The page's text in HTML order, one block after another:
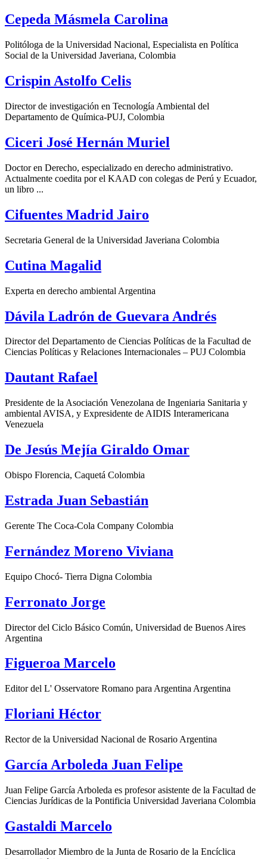
Cepeda Másmela Carolina
Politóloga de la Universidad Nacional, Especialista en Política
Social de la Universidad Javeriana, Colombia
Crispin Astolfo Celis
Director de investigación en Tecnología Ambiental del
Departamento de Química-PUJ, Colombia
Ciceri José Hernán Muriel
Doctor en Derecho, especializado en derecho administrativo.
Actualmente coedita por el KAAD con colegas de Perú y Ecuador,
un libro ...
Cifuentes Madrid Jairo
Secretaria General de la Universidad Javeriana Colombia
Cutina Magalid
Experta en derecho ambiental Argentina
Dávila Ladrón de Guevara Andrés
Director del Departamento de Ciencias Políticas de la Facultad de
Ciencias Políticas y Relaciones Internacionales – PUJ Colombia
Dautant Rafael
Presidente de la Asociación Venezolana de Ingeniaria Sanitaria y
ambiental AVISA, y Expresidente de AIDIS Interamericana
Venezuela
De Jesús Mejía Giraldo Omar
Obispo Florencia, Caquetá Colombia
Estrada Juan Sebastián
Gerente The Coca-Cola Company Colombia
Fernández Moreno Viviana
Equipo Chocó- Tierra Digna Colombia
Ferronato Jorge
Director del Ciclo Básico Común, Universidad de Buenos Aires
Argentina
Figueroa Marcelo
Editor del L' Osservatore Romano para Argentina Argentina
Floriani Héctor
Rector de la Universidad Nacional de Rosario Argentina
García Arboleda Juan Felipe
Juan Felipe García Arboleda es profesor asistente de la Facultad de
Ciencias Jurídicas de la Pontificia Universidad Javeriana Colombia
Gastaldi Marcelo
Desarrollador Miembro de la Junta de Rosario de la Encíclica